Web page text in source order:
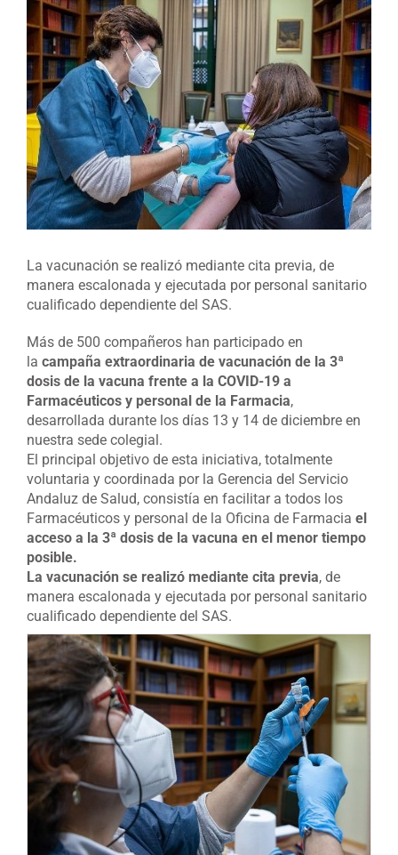
Ver
imagen
más
grande
La vacunación se realizó mediante cita previa, de
manera escalonada y ejecutada por personal sanitario
cualificado dependiente del SAS.
Más de 500 compañeros han participado en
la campaña extraordinaria de vacunación de la 3ª
dosis de la vacuna frente a la COVID-19 a
Farmacéuticos y personal de la Farmacia,
desarrollada durante los días 13 y 14 de diciembre en
nuestra sede colegial.
El principal objetivo de esta iniciativa, totalmente
voluntaria y coordinada por la Gerencia del Servicio
Andaluz de Salud, consistía en facilitar a todos los
Farmacéuticos y personal de la Oficina de Farmacia el
acceso a la 3ª dosis de la vacuna en el menor tiempo
posible.
La vacunación se realizó mediante cita previa, de
manera escalonada y ejecutada por personal sanitario
cualificado dependiente del SAS.